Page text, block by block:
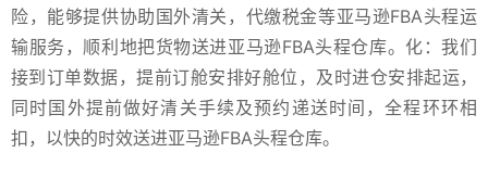
险，能够提供协助国外清关，代缴税金等亚马逊FBA头程运
输服务，顺利地把货物送进亚马逊FBA头程仓库。化：我们
接到订单数据，提前订舱安排好舱位，及时进仓安排起运，
同时国外提前做好清关手续及预约递送时间，全程环环相
扣，以快的时效送进亚马逊FBA头程仓库。